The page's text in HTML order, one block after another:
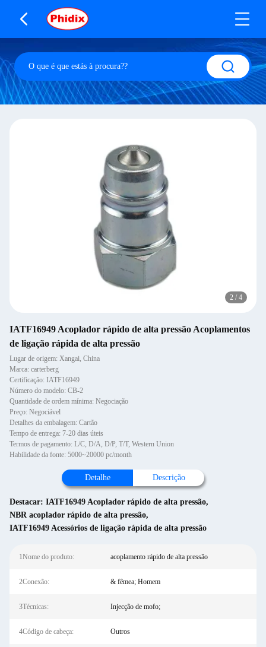
2 / 4
IATF16949 Acoplador rápido de alta pressão Acoplamentos
de ligação rápida de alta pressão
Lugar de origem: Xangai, China
Marca: carterberg
Certificação: IATF16949
Número do modelo: CB-2
Quantidade de ordem mínima: Negociação
Preço: Negociável
Detalhes da embalagem: Cartão
Tempo de entrega: 7-20 dias úteis
Termos de pagamento: L/C, D/A, D/P, T/T, Western Union
Habilidade da fonte: 5000~20000 pc/month
Detalhe Descrição
Destacar: IATF16949 Acoplador rápido de alta pressão,
NBR acoplador rápido de alta pressão,
IATF16949 Acessórios de ligação rápida de alta pressão
1Nome do produto: acoplamento rápido de alta pressão
2Conexão: & fêmea; Homem
3Técnicas: Injecção de mofo;
4Código de cabeça: Outros